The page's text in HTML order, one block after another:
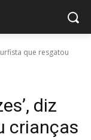
que resgatou
diz
crianças